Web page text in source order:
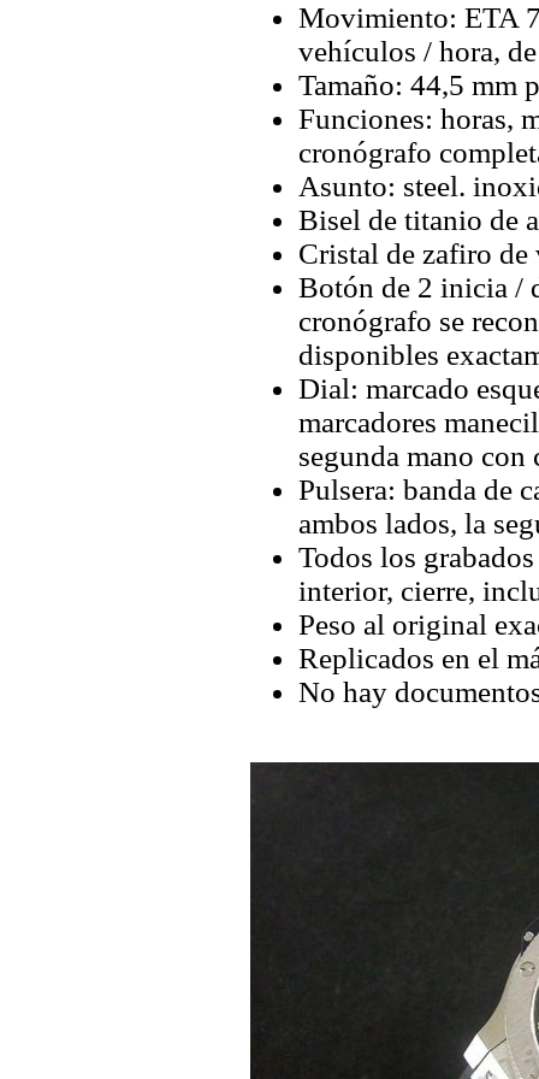
Movimiento: ETA
vehículos / hora,
Tamaño: 44,5 mm
Funciones: horas,
cronógrafo
Asunto: steel.
Bisel de titanio de
Cristal de zafiro
Botón de 2 inicia /
cronógrafo se
disponibles
Dial: marcado
marcadores
segunda mano con
Pulsera: banda de
ambos lados, la
Todos los
interior, cierre,
Peso al original
Replicados en el
No hay